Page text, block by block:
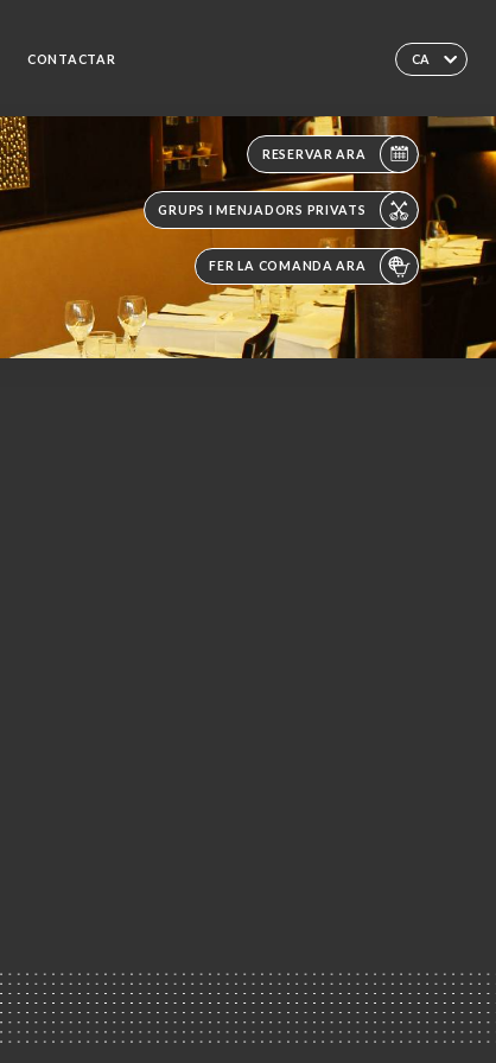
CA
CONTACTAR
RESERVAR ARA
GRUPS I MENJADORS PRIVATS
FER LA COMANDA ARA